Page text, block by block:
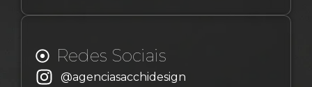
Redes Sociais
@agenciasacchidesign